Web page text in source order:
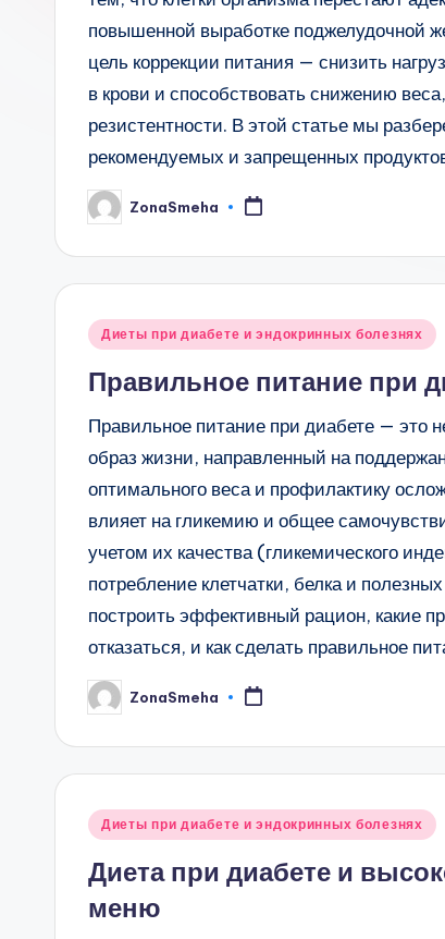
повышенной выработке поджелудочной
цель коррекции питания — снизить
в крови и способствовать снижению
резистентности. В этой статье мы
рекомендуемых и запрещенных
Запись
от
ZonaSmeha
Опубликовано
Диеты при диабете и эндокринных болезнях
Правильное питание при
Правильное питание при диабете — это
образ жизни, направленный на
оптимального веса и профилактику
влияет на гликемию и общее
учетом их качества (гликемического
потребление клетчатки, белка и
построить эффективный рацион, какие
отказаться, и как сделать правильное
Запись
от
ZonaSmeha
Опубликовано
Диеты при диабете и эндокринных болезнях
Диета при диабете и
меню